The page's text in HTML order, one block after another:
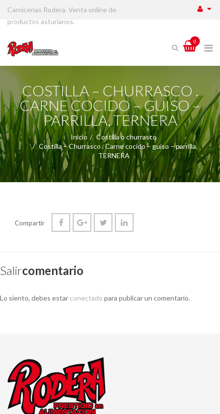
Carnicerias Rodera. Venta online de
productos asturianos.
0
COSTILLA – CHURRASCO .
CARNE COCIDO – GUISO –
PARRILLA. TERNERA
Inicio
Costilla o churrasco
Costilla – Churrasco . Carne cocido – guiso – parrilla.
TERNERA
Compartir
SalirComentario
Lo siento, debes estar conectado para publicar un comentario.